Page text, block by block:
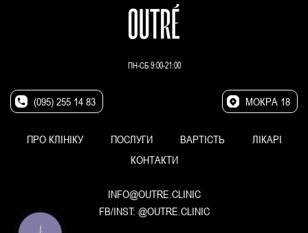
ПН-СБ 9:00-21:00
(095) 255 14 83 МОКРА 18
ПРО КЛІНІКУ ПОСЛУГИ ВАРТІСТЬ
ЛІКАРІ
КОНТАКТИ
INFO@OUTRE.CLINIC
FB/INST: @OUTRE.CLINIC